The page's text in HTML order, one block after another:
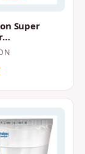
Super
ml